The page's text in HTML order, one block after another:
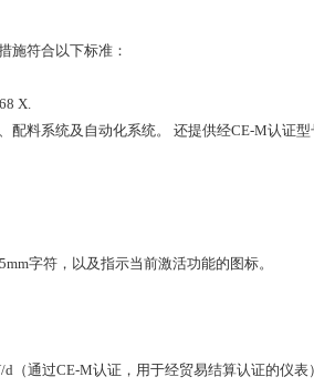
施符合以下标准：
X.
料系统及自动化系统。 还提供经CE-M认证型
字符，以及指示当前激活功能的图标。
d（通过CE-M认证，用于经贸易结算认证的仪表